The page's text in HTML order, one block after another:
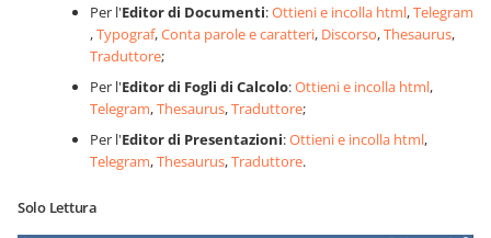
Per l'Editor di Documenti:Ottieni e incolla html,Telegram
,Typograf,Conta parole e caratteri, Discorso,Thesaurus,
Traduttore;
Per l'Editor di Fogli di Calcolo:Ottieni e incolla html,
Telegram,Thesaurus,Traduttore;
Per l'Editor di Presentazioni:Ottieni e incolla html,
Telegram,Thesaurus,Traduttore.
Solo Lettura